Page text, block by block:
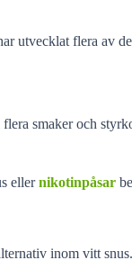
utvecklat flera av
smaker och
ellernikotinpåsar
inom vitt